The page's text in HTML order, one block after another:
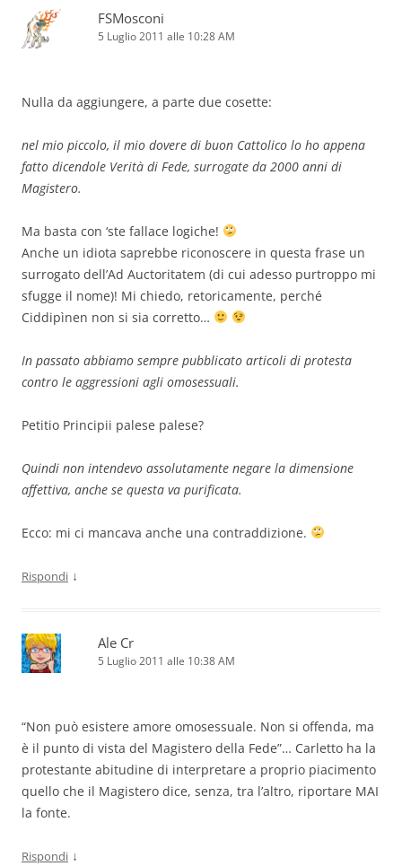
FSMosconi
5 Luglio 2011 alle 10:28 AM
Nulla da aggiungere, a parte due cosette:
nel mio piccolo, il mio dovere di buon Cattolico lo ho appena
fatto dicendole Verità di Fede, surrogate da 2000 anni di
Magistero.
Ma basta con ‘ste fallace logiche!
Anche un idiota saprebbe riconoscere in questa frase un
surrogato dell’Ad Auctoritatem (di cui adesso purtroppo mi
sfugge il nome)! Mi chiedo, retoricamente, perché
Ciddipìnen non si sia corretto…
In passato abbiamo sempre pubblicato articoli di protesta
contro le aggressioni agli omosessuali.
Petitio Principii palese palese?
Quindi non intendevo assolutamente negare la dimensione
affettiva, anche se questa va purificata.
Ecco: mi ci mancava anche una contraddizione.
Rispondi ↓
Ale Cr
5 Luglio 2011 alle 10:38 AM
“Non può esistere amore omosessuale. Non si offenda, ma
è il punto di vista del Magistero della Fede”… Carletto ha la
protestante abitudine di interpretare a proprio piacimento
quello che il Magistero dice, senza, tra l’altro, riportare MAI
la fonte.
Rispondi ↓